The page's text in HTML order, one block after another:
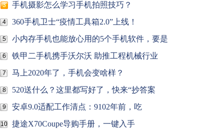
3 手机摄影怎么学习手机拍照技巧？
4 360手机卫士“疫情工具箱2.0”上线！
5 小内存手机也能放心用的5个手机软件，要是
6 铁甲二手机携手沃尔沃 助推工程机械行业
7 马上2020年了，手机会变啥样？
8 520送什么？这里都写好了，快来“抄答案
9 安卓9.0适配工作清点：9102年前，吃
10 捷途X70Coupe导购手册，一键入手